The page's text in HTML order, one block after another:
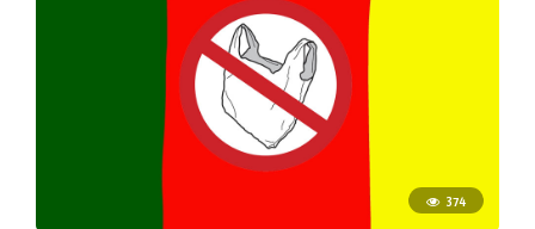
374